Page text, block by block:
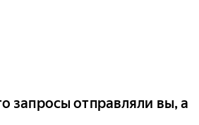
запросы отправляли вы, а